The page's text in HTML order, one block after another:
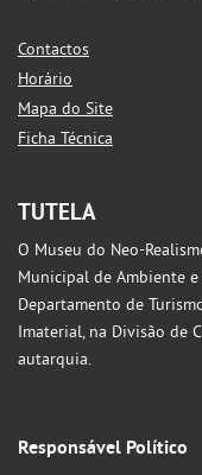
Contactos
Horário
Mapa do Site
Ficha Técnica
TUTELA
O Museu do Neo-
Municipal de Ambiente
Departamento de
Imaterial, na Divisão de
autarquia.
Responsável Político